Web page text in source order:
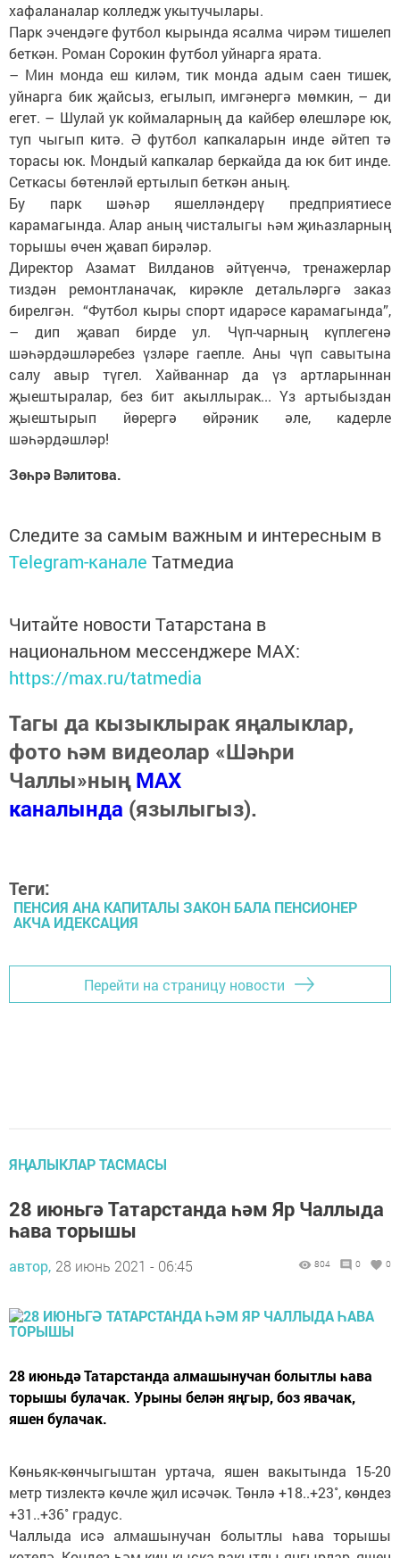
хафаланалар колледж укытучылары.
Парк эчендәге футбол кырында ясалма чирәм тишелеп
беткән. Роман Сорокин футбол уйнарга ярата.
– Мин монда еш киләм, тик монда адым саен тишек,
уйнарга бик җайсыз, егылып, имгәнергә мөмкин, – ди
егет. – Шулай ук коймаларның да кайбер өлешләре юк,
туп чыгып китә. Ә футбол капкаларын инде әйтеп тә
торасы юк. Мондый капкалар беркайда да юк бит инде.
Сеткасы бөтенләй ертылып беткән аның.
Бу парк шәһәр яшелләндерү предприятиесе
карамагында. Алар аның чисталыгы һәм җиһазларның
торышы өчен җавап бирәләр.
Директор Азамат Вилданов әйтүенчә, тренажерлар
тиздән ремонтланачак, кирәкле детальләргә заказ
бирелгән. “Футбол кыры спорт идарәсе карамагында”,
– дип җавап бирде ул. Чүп-чарның күплегенә
шәһәрдәшләребез үзләре гаепле. Аны чүп савытына
салу авыр түгел. Хайваннар да үз артларыннан
җыештыралар, без бит акыллырак... Үз артыбыздан
җыештырып йөрергә өйрәник әле, кадерле
шәһәрдәшләр!
Зөһрә Вәлитова.
Следите за самым важным и интересным в
Telegram-канале Татмедиа
Читайте новости Татарстана в
национальном мессенджере MАХ:
https://max.ru/tatmedia
Тагы да кызыклырак яңалыклар,
фото һәм видеолар «Шәһри
Чаллы»ныңMAX
каналында (язылыгыз).
Теги:
ПЕНСИЯ АНА КАПИТАЛЫ ЗАКОН БАЛА ПЕНСИОНЕР
АКЧА ИДЕКСАЦИЯ
Перейти на страницу новости
ЯҢАЛЫКЛАР ТАСМАСЫ
28 июньгә Татарстанда һәм Яр Чаллыда
һава торышы
автор, 28 июнь 2021 - 06:45 804 0 0
28 июньдә Татарстанда алмашынучан болытлы һава
торышы булачак. Урыны белән яңгыр, боз явачак,
яшен булачак.
Көньяк-көнчыгыштан уртача, яшен вакытында 15-20
метр тизлектә көчле җил исәчәк. Төнлә +18..+23˚, көндез
+31..+36˚ градус.
Чаллыда исә алмашынучан болытлы һава торышы